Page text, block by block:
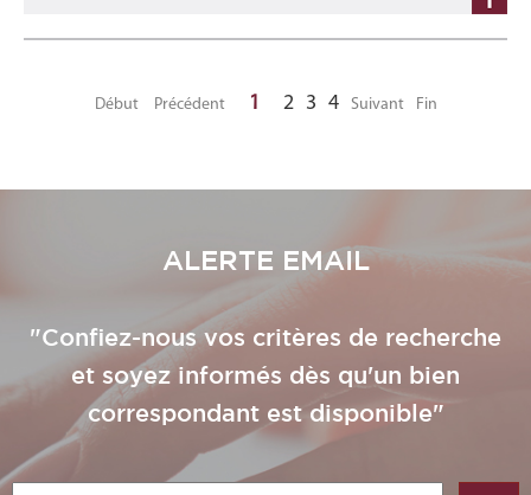
Début Précédent 1 2 3 4 Suivant Fin
ALERTE EMAIL
"Confiez-nous vos critères de recherche
et soyez informés dès qu'un bien
correspondant est disponible"